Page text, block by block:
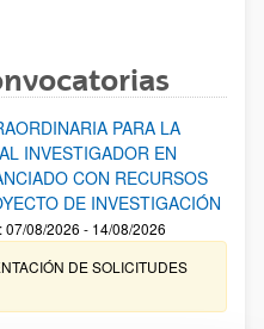
PARA LA
INVESTIGADOR EN
CON RECURSOS
DE INVESTIGACIÓN
08/2026 - 14/08/2026
DE SOLICITUDES